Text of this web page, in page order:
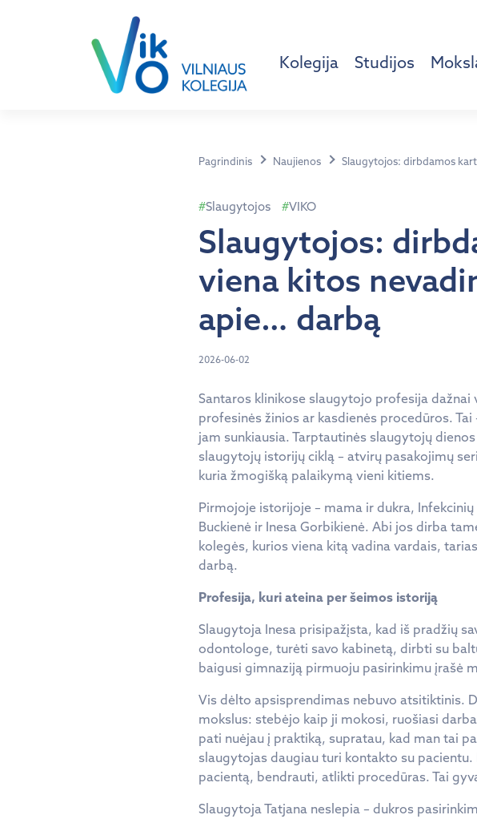
Kolegija Studijos
Pagrindinis Naujienos Slaugytojos: dirbdamos
Slaugytojos VIKO
Slaugytojos:
viena kitos
apie… darbą
2026-06-02
Santaros klinikose slaugytojo profesija dažnai
profesinės žinios ar kasdienės procedūros.
jam sunkiausia. Tarptautinės slaugytojų
slaugytojų istorijų ciklą – atvirų pasakojimų
kuria žmogišką palaikymą vieni kitiems.
Pirmojoje istorijoje – mama ir dukra,
Buckienė ir Inesa Gorbikienė. Abi jos dirba
kolegės, kurios viena kitą vadina vardais,
darbą.
Profesija, kuri ateina per šeimos istoriją
Slaugytoja Inesa prisipažįsta, kad iš pradžių
odontologe, turėti savo kabinetą, dirbti su
baigusi gimnaziją pirmuoju pasirinkimu įrašė
Vis dėlto apsisprendimas nebuvo atsitiktinis.
mokslus: stebėjo kaip ji mokosi, ruošiasi
pati nuėjau į praktiką, supratau, kad man tai
slaugytojas daugiau turi kontakto su
pacientą, bendrauti, atlikti procedūras. Tai
Slaugytoja Tatjana neslepia – dukros